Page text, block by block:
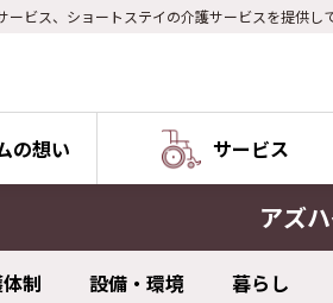
ビス、ショートステイの介護サービスを提供し
の想い サービス
アズ
制 設備・環境 暮らし